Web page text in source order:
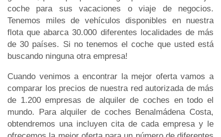
coche para sus vacaciones o viaje de negocios.
Tenemos miles de vehículos disponibles en nuestra
flota que abarca 30.000 diferentes localidades de más
de 30 países. Si no tenemos el coche que usted está
buscando ninguna otra empresa!
Cuando venimos a encontrar la mejor oferta vamos a
comparar los precios de nuestra red autorizada de más
de 1.200 empresas de alquiler de coches en todo el
mundo. Para alquiler de coches Benalmádena Costa,
obtendremos una incluyen cita de cada empresa y le